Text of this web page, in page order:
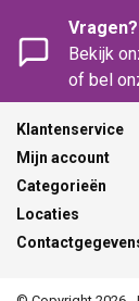
Vragen?
Bekijk
of bel
Klantenservice
Mijn account
Categorieën
Locaties